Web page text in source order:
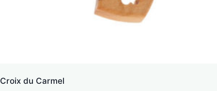
Croix du Carmel